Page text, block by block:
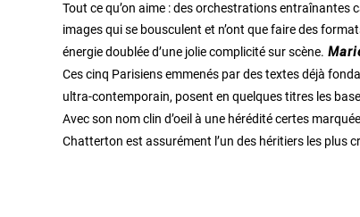
Tout ce qu’on aime : des orchestrations entraînantes
images qui se bousculent et n’ont que faire des
énergie doublée d’une jolie complicité sur scène.
Ces cinq Parisiens emmenés par des textes déjà
ultra-contemporain, posent en quelques titres les
Avec son nom clin d’oeil à une hérédité certes
Chatterton est assurément l’un des héritiers les plus